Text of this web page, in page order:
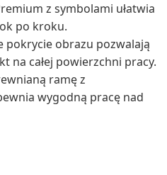
z symbolami ułatwia
po kroku.
pokrycie obrazu pozwalają
na całej powierzchni pracy.
ramę z
wygodną pracę nad